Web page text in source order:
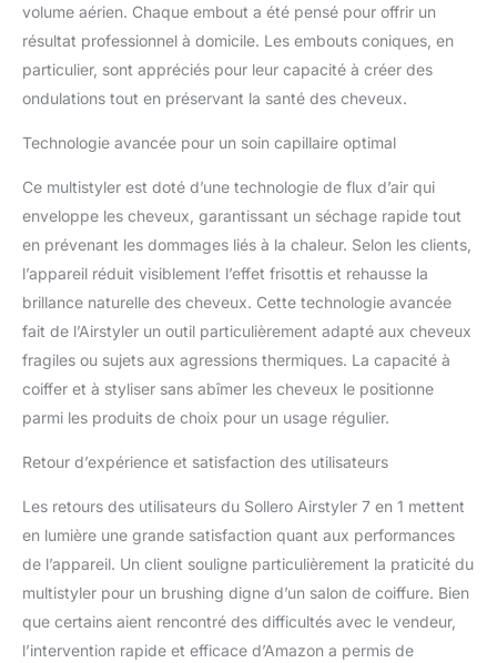
les sèche-cheveux
traditionnels ou les
brosses à air chaud. Il
permet un séchage ultra
causés par la chaleur et
coiffage de moitié. Le flux
d'air avec des ions
volume aux cheveux, les
rend plus forts et assure
une finition élégante et
saine. Curly All In One Air
puissant de la tête de fer
à friser crée un flux d'air
continu dans le sens des
autour du fer à friser,
garantit que les cheveux
adhèrent
automatiquement à la
boucles volumineuses,
lisses et naturelles, sans
chauffage extrême. Le fer
volume aérien. Chaque embout a été pensé pour offrir un
résultat professionnel à domicile. Les embouts coniques, en
particulier, sont appréciés pour leur capacité à créer des
ondulations tout en préservant la santé des cheveux.
Technologie avancée pour un soin capillaire optimal
Ce multistyler est doté d’une technologie de flux d’air qui
enveloppe les cheveux, garantissant un séchage rapide tout
en prévenant les dommages liés à la chaleur. Selon les clients,
l’appareil réduit visiblement l’effet frisottis et rehausse la
brillance naturelle des cheveux. Cette technologie avancée
fait de l’Airstyler un outil particulièrement adapté aux cheveux
fragiles ou sujets aux agressions thermiques. La capacité à
coiffer et à styliser sans abîmer les cheveux le positionne
parmi les produits de choix pour un usage régulier.
Retour d’expérience et satisfaction des utilisateurs
Les retours des utilisateurs du Sollero Airstyler 7 en 1 mettent
en lumière une grande satisfaction quant aux performances
de l’appareil. Un client souligne particulièrement la praticité du
multistyler pour un brushing digne d’un salon de coiffure. Bien
que certains aient rencontré des difficultés avec le vendeur,
l’intervention rapide et efficace d’Amazon a permis de